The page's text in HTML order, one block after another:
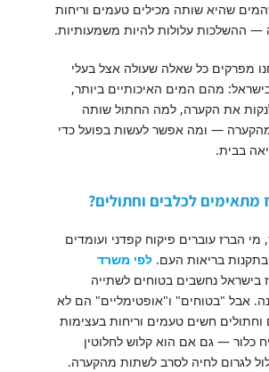
שהיא שותה מכילים טעמים וריחות
ההשלכות עלולות להיות משמעותיות.
מפרקים כל שאלה שעולה אצל בעלי
מהם המים האיכותיים ביותר,
את הקערה, למה החתול שותה
— ומה אפשר לעשות בפועל כדי
בבית.
מתאימים לכלבים וחתולים?
מי הברז עוברים פיקוח קפדני ועומדים
בריאות העם. לפי משרד
בישראל נחשבים בטוחים לשתייה
אבל "בטוחים" ו"אופטימליים" הם לא
וחתולים חשים טעמים וריחות בעצימות
כלור — גם אם הוא קלוש לחלוטין
לגרום לחיה לסרב לשתות מהקערה.